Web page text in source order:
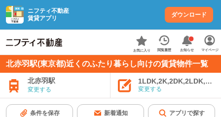
ニフティ不動産
賃貸アプリ
ダウンロード
お気に入り 閲覧履歴 お知らせ マイページ
北赤羽駅(東京都)近くのふたり暮らし向けの賃貸物件一覧
北赤羽駅
変更する 変更する
条件を保存 新着通知 アプリで探す